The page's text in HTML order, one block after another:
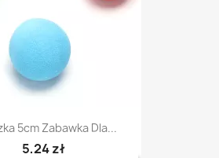
5cm Zabawka Dla...
5,24 zł